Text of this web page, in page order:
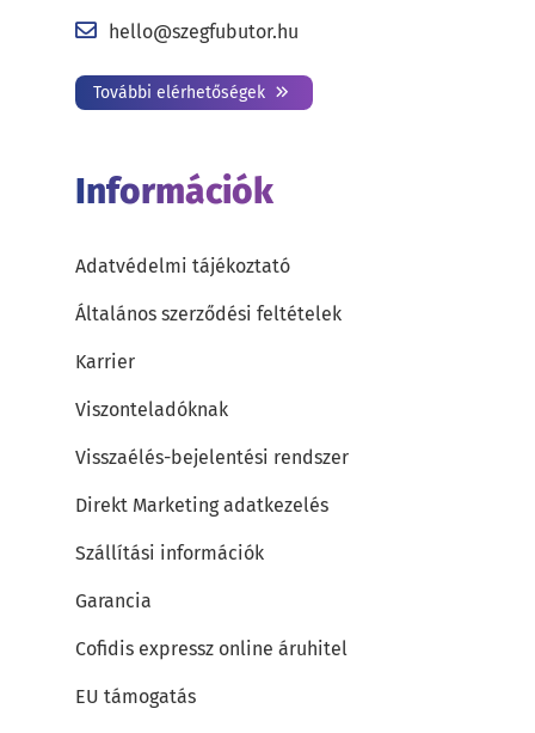
hello@szegfubutor.hu
További elérhetőségek
Információk
Adatvédelmi tájékoztató
Általános szerződési feltételek
Karrier
Viszonteladóknak
Visszaélés-bejelentési rendszer
Direkt Marketing adatkezelés
Szállítási információk
Garancia
Cofidis expressz online áruhitel
EU támogatás